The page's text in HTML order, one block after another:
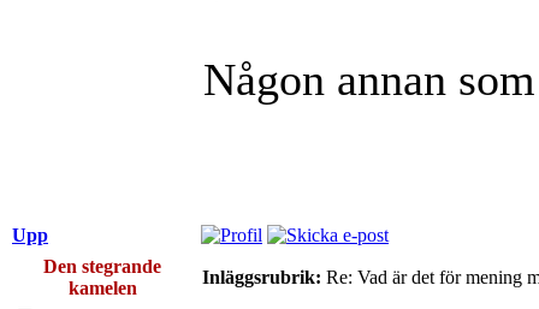
Någon annan
Upp
Den stegrande
kamelen
Inläggsrubrik: Re: Vad är det för mening